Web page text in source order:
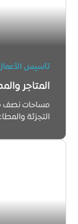
تأسيس
المتاجر
مساحات نصف
التجزئة